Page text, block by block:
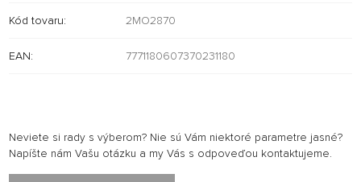
Kód tovaru: 2MO2870
EAN: 7771180607370231180
Neviete si rady s výberom? Nie sú Vám niektoré parametre jasné?
Napíšte nám Vašu otázku a my Vás s odpoveďou kontaktujeme.